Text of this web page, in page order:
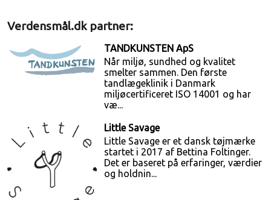
Verdensmål.dk partner:
TANDKUNSTEN ApS
Når miljø, sundhed og kvalitet
smelter sammen. Den første
tandlægeklinik i Danmark
miljøcertificeret ISO 14001 og har
væ...
Little Savage
Little Savage er et dansk tøjmærke
startet i 2017 af Bettina Foltinger.
Det er baseret på erfaringer, værdier
og holdnin...